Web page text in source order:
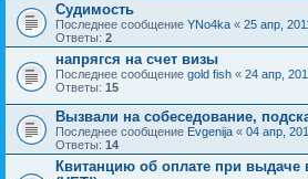
Судимость
Последнее сообщение YNo4ka « 25 апр, 2011
Ответы: 2
напрягся на счет визы
Последнее сообщение gold fish « 24 апр,
Ответы: 15
Вызвали на собеседование,
Последнее сообщение Evgenija « 04 апр,
Ответы: 14
Квитанцию об оплате при